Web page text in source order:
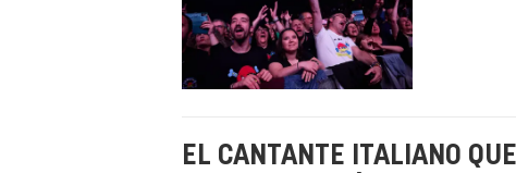
EL CANTANTE ITALIANO